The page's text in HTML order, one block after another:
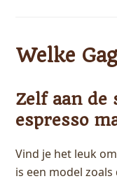
Welke
Zelf aan de
espresso
Vind je het leuk
is een model zoals